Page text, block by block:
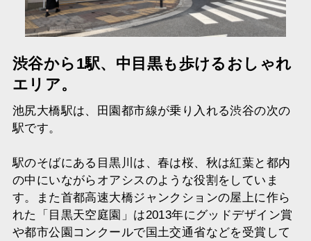
渋谷から1駅、中目黒も歩けるおしゃれ
エリア。
池尻大橋駅は、田園都市線が乗り入れる渋谷の次の
駅です。
駅のそばにある目黒川は、春は桜、秋は紅葉と都内
の中にいながらオアシスのような役割をしていま
す。また首都高速大橋ジャンクションの屋上に作ら
れた「目黒天空庭園」は2013年にグッドデザイン賞
や都市公園コンクールで国土交通省などを受賞して